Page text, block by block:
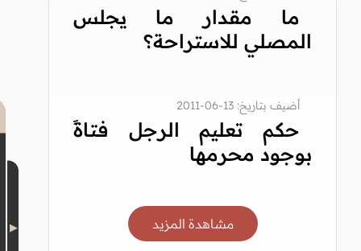
ما مقدار ما يجلس
المصلي للاستراحة؟
أضيف بتاريخ: 13-06-2011
حكم تعليم الرجل فتاةً
بوجود محرمها
مشاهدة المزيد